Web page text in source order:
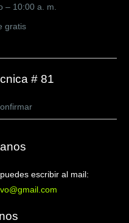
– 10:00 a. m.
gratis
# 81
escribir al mail: